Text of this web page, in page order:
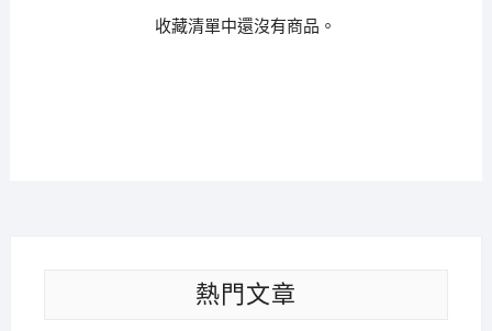
收藏清單中還沒有商品。
熱門文章